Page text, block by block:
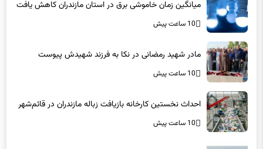
10 ساعت پیش
10 ساعت پیش
10 ساعت پیش